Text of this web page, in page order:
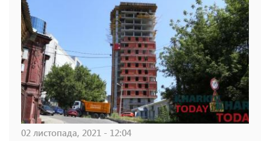
02 листопада, 2021 - 12:04